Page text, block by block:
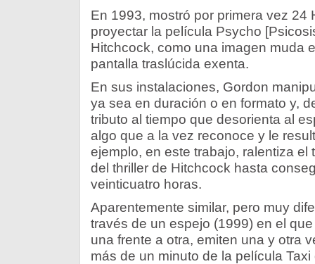
En 1993, mostró por primera vez 24
proyectar la película Psycho
Hitchcock, como una imagen muda
pantalla traslúcida exenta.
En sus instalaciones, Gordon
ya sea en duración o en formato y,
tributo al tiempo que desorienta al
algo que a la vez reconoce y le
ejemplo, en este trabajo, ralentiza el
del thriller de Hitchcock hasta
veinticuatro horas.
Aparentemente similar, pero muy
través de un espejo (1999) en el
una frente a otra, emiten una y otra
más de un minuto de la película Taxi